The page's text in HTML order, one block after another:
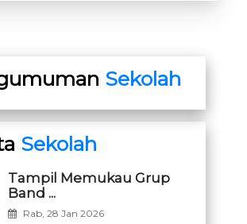
Sekolah
Sekolah
Tampil Memukau Grup
Band ...
Rab, 28 Jan 2026